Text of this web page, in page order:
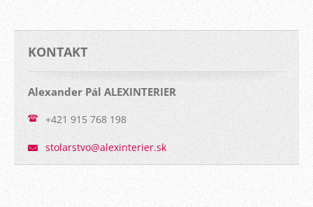
KONTAKT
Alexander Pál ALEXINTERIER
+421 915 768 198
stolarstvo@alexinterier.sk